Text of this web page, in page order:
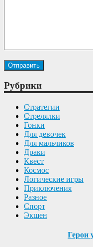
Рубрики
Cтратегии
Cтрелялки
Гонки
Для девочек
Для мальчиков
Драки
Квест
Космос
Логические игры
Приключения
Разное
Спорт
Экшен
Герои